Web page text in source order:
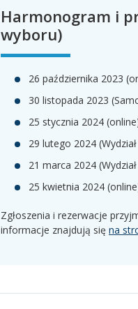
Harmonogram i
wyboru)
26 października 2023
30 listopada 2023
25 stycznia 2024
29 lutego 2024
21 marca 2024
25 kwietnia 2024
Zgłoszenia i rezerwacje
informacje znajdują się na